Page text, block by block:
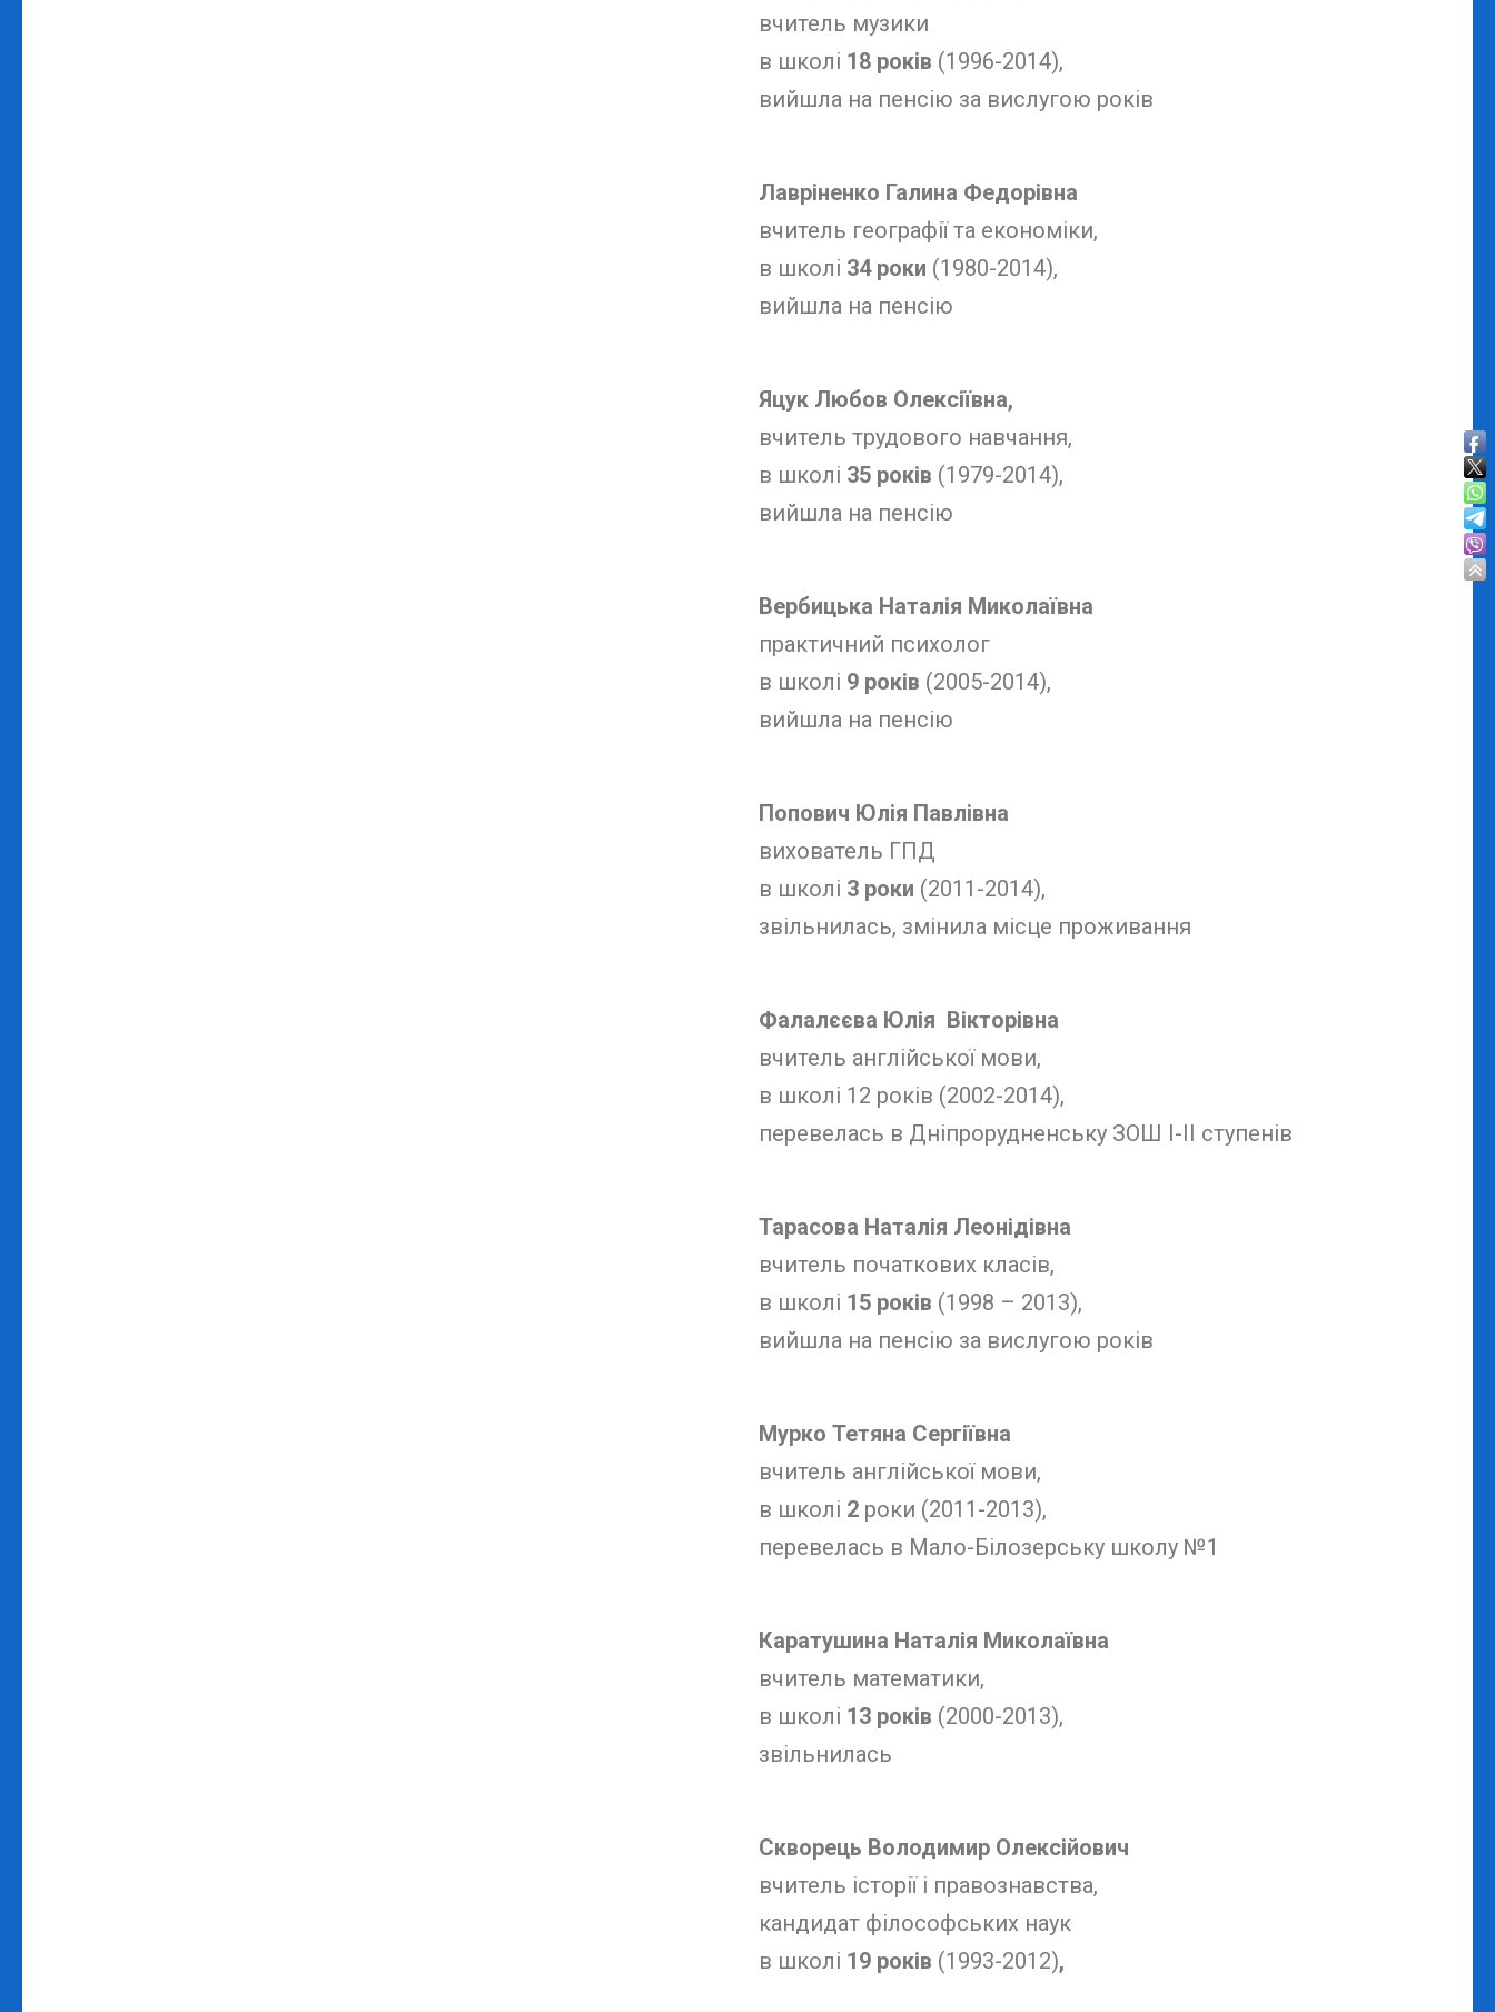
вчитель музики
в школі 18 років (1996-2014),
вийшла на пенсію за вислугою років
Лавріненко Галина Федорівна
вчитель географії та економіки,
в школі 34 роки (1980-2014),
вийшла на пенсію
Яцук Любов Олексіївна,
вчитель трудового навчання,
в школі 35 років (1979-2014),
вийшла на пенсію
Вербицька Наталія Миколаївна
практичний психолог
в школі 9 років (2005-2014),
вийшла на пенсію
Попович Юлія Павлівна
вихователь ГПД
в школі 3 роки (2011-2014),
звільнилась, змінила місце проживання
Фалалєєва Юлія Вікторівна
вчитель англійської мови,
в школі 12 років (2002-2014),
перевелась в Дніпрорудненську ЗОШ І-ІІ ступенів
Тарасова Наталія Леонідівна
вчитель початкових класів,
в школі 15 років (1998 – 2013),
вийшла на пенсію за вислугою років
Мурко Тетяна Сергіївна
вчитель англійської мови,
в школі 2 роки (2011-2013),
перевелась в Мало-Білозерську школу №1
Каратушина Наталія Миколаївна
вчитель математики,
в школі 13 років (2000-2013),
звільнилась
Скворець Володимир Олексійович
вчитель історії і правознавства,
кандидат філософських наук
в школі 19 років (1993-2012),